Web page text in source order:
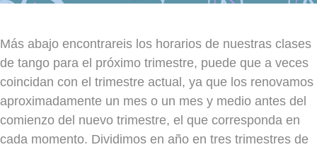
Más abajo encontrareis los horarios de nuestras clases
de tango para el próximo trimestre, puede que a veces
coincidan con el trimestre actual, ya que los renovamos
aproximadamente un mes o un mes y medio antes del
comienzo del nuevo trimestre, el que corresponda en
cada momento. Dividimos en año en tres trimestres de